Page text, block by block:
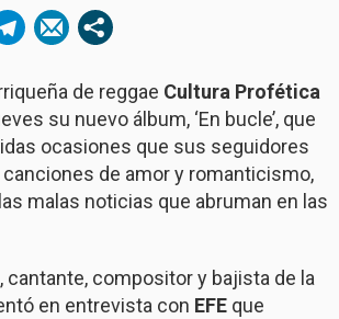
de reggae Cultura Profética
su nuevo álbum, ‘En bucle’, que
ocasiones que sus seguidores
de amor y romanticismo,
malas noticias que abruman en las
, cantante, compositor y bajista de la
en entrevista con EFE que